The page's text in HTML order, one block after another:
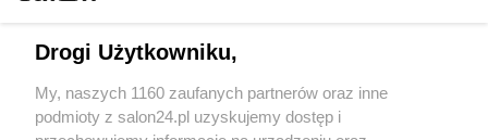
Sport
Społeczeństwo
Drogi Użytkowniku,
My, naszych 1160 zaufanych partnerów oraz inne
podmioty z salon24.pl uzyskujemy dostęp i